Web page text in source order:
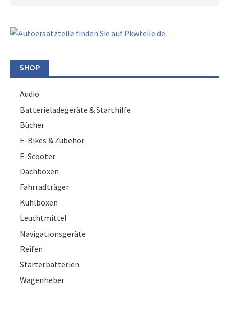
SHOP
Audio
Batterieladegeräte & Starthilfe
Bücher
E-Bikes & Zubehör
E-Scooter
Dachboxen
Fahrradträger
Kühlboxen
Leuchtmittel
Navigationsgeräte
Reifen
Starterbatterien
Wagenheber